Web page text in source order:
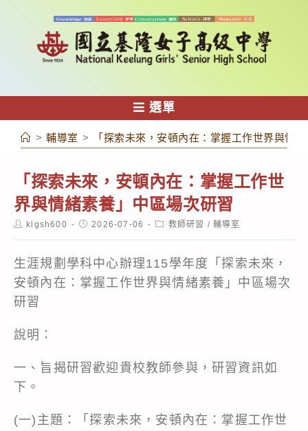
容
選單
> 輔導室 > 「探索未來，安頓內在：掌握工作世界與情
「探索未來，安頓內在：掌握工作世
界與情緒素養」中區場次研習
Postklgsh600
Post2026-07-06
Post教師研習 / 輔導室
生涯規劃學科中心辦理115學年度「探索未來，
安頓內在：掌握工作世界與情緒素養」中區場次
研習
說明：
一、旨揭研習歡迎貴校教師參與，研習資訊如
下。
(一)主題：「探索未來，安頓內在：掌握工作世